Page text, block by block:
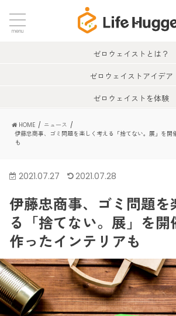
menu
ゼロウェイストとは？
ゼロウェイストアイデア
ゼロウェイストを体験
HOME
ニュース
伊藤忠商事、ゴミ問題を楽しく考える「捨てない。展」を開
も
2021.07.27 2021.07.28
伊藤忠商事、ゴミ問題を
る「捨てない。展」を開
作ったインテリアも